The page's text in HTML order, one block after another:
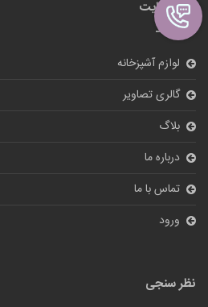
نقشه سایت
لوازم آشپزخانه
گالری تصاویر
بلاگ
درباره ما
تماس با ما
ورود
نظر سنجی